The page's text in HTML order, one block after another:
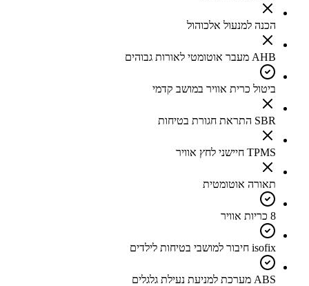
הכנה למנעול אלכוהול
AHB מעבר אוטומטי לאורות גבוהים
ביטול כרית אוויר במושב קדמי
SBR התראת חגורת בטיחות
TPMS חיישני לחץ אוויר
תאורה אוטומטית
8 כריות אוויר
isofix חיבור למושבי בטיחות לילדים
ABS מערכת למניעת נעילת גלגלים